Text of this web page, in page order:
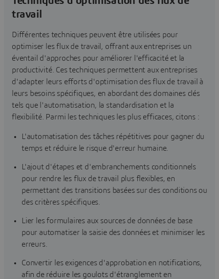
travail
Différentes techniques peuvent être utilisées pour
optimiser les flux de travail, offrant aux entreprises un
éventail d'approches pour améliorer l'efficacité et la
productivité. Ces techniques permettent aux entreprises
d'adapter leurs efforts d'optimisation des flux de travail à
leurs besoins spécifiques, en abordant des domaines clés
tels que l'automatisation, la standardisation et la
flexibilité. Parmi les techniques les plus efficaces, citons :
L'automatisation des tâches répétitives pour gagner du
temps et réduire le risque d'erreur humaine.
L'ajout d'étapes et d'embranchements conditionnels
pour rendre les flux de travail plus flexibles, en
permettant des transitions basées sur des conditions ou
des critères spécifiques.
Lier les formulaires aux sources de données de base
pour automatiser la saisie des données et minimiser les
erreurs.
Convertir les exigences d'approbation en notifications,
afin de réduire les goulots d'étranglement en